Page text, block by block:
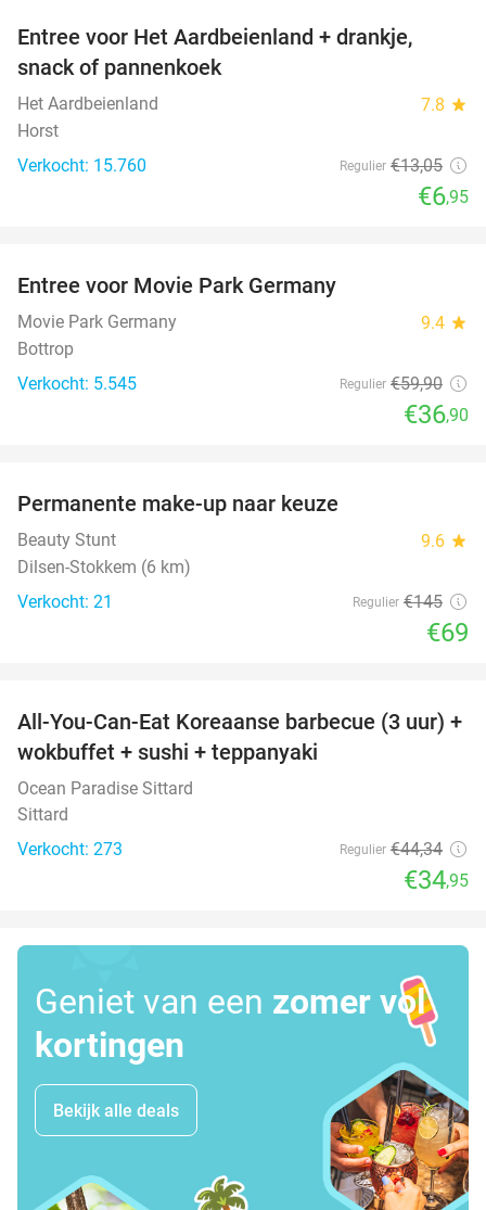
Entree voor Het Aardbeienland + drankje,
snack of pannenkoek
Het Aardbeienland 7.8 star
Horst
Verkocht: 15.760
Regulier €13,05
€6,95
Entree voor Movie Park Germany
Movie Park Germany 9.4 star
Bottrop
Verkocht: 5.545
Regulier €59,90
€36,90
Permanente make-up naar keuze
Beauty Stunt 9.6 star
Dilsen-Stokkem (6 km)
Verkocht: 21
Regulier €145
€69
21%
All-You-Can-Eat Koreaanse barbecue (3 uur) +
wokbuffet + sushi + teppanyaki
Ocean Paradise Sittard
Sittard
Verkocht: 273
Regulier €44,34
€34,95
Geniet van een zomer vol
kortingen
Bekijk alle deals